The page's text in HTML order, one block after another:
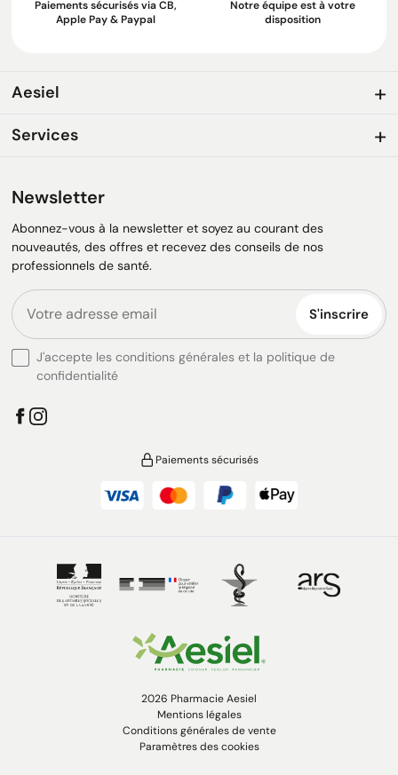
Paiements sécurisés via CB,
Apple Pay & Paypal
Notre équipe est à votre
disposition
Aesiel
Services
Newsletter
Abonnez-vous à la newsletter et soyez au courant des
nouveautés, des offres et recevez des conseils de nos
professionnels de santé.
S'inscrire
J'accepte les conditions générales et la politique de
confidentialité
Paiements sécurisés
2026 Pharmacie Aesiel
Mentions légales
Conditions générales de vente
Paramètres des cookies